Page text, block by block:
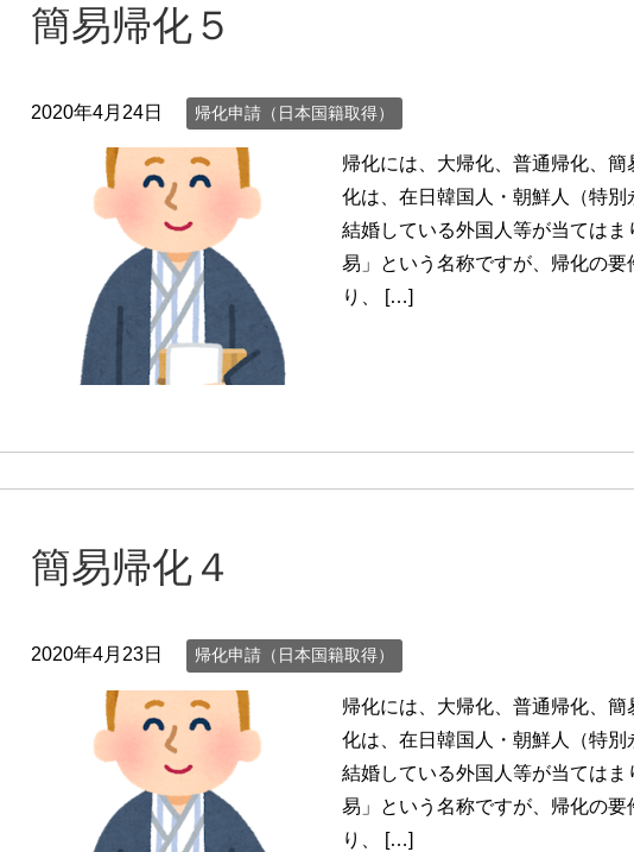
簡易帰化５
2020年4月24日 帰化申請（日本国籍取得）
帰化には、大帰化、普通帰化、
化は、在日韓国人・朝鮮人（特別
結婚している外国人等が当ては
易」という名称ですが、帰化の
り、 […]
簡易帰化４
2020年4月23日 帰化申請（日本国籍取得）
帰化には、大帰化、普通帰化、
化は、在日韓国人・朝鮮人（特別
結婚している外国人等が当ては
易」という名称ですが、帰化の
り、 […]